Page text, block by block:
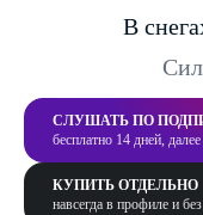
В
СЛУШАТЬ ПО
бесплатно 14 дней,
КУПИТЬ ОТДЕЛЬНО
навсегда в профиле и